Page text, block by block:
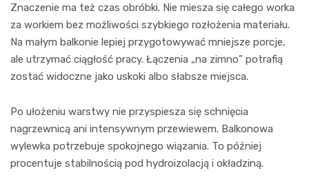
Znaczenie ma też czas obróbki. Nie miesza się całego worka
za workiem bez możliwości szybkiego rozłożenia materiału.
Na małym balkonie lepiej przygotowywać mniejsze porcje,
ale utrzymać ciągłość pracy. Łączenia „na zimno” potrafią
zostać widoczne jako uskoki albo słabsze miejsca.
Po ułożeniu warstwy nie przyspiesza się schnięcia
nagrzewnicą ani intensywnym przewiewem. Balkonowa
wylewka potrzebuje spokojnego wiązania. To później
procentuje stabilnością pod hydroizolacją i okładziną.